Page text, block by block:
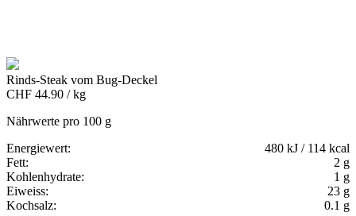
Rinds-Steak vom Bug-Deckel
CHF 44.90 / kg
Nährwerte pro 100 g
Energiewert:
480 kJ / 114 kcal
Fett:
2 g
Kohlenhydrate:
1 g
Eiweiss:
23 g
Kochsalz:
0.1 g